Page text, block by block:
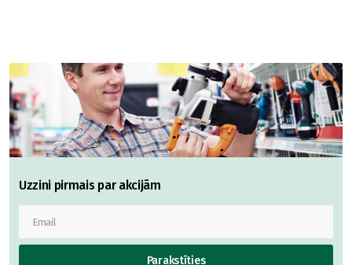
Uzzini pirmais par akcijām
Parakstīties